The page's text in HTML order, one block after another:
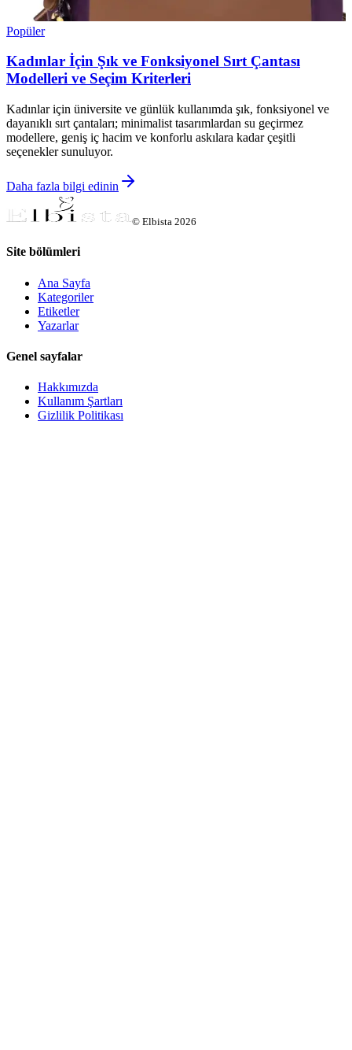
Popüler
Kadınlar İçin Şık ve Fonksiyonel Sırt Çantası
Modelleri ve Seçim Kriterleri
Kadınlar için üniversite ve günlük kullanımda şık, fonksiyonel ve
dayanıklı sırt çantaları; minimalist tasarımlardan su geçirmez
modellere, geniş iç hacim ve konforlu askılara kadar çeşitli
seçenekler sunuluyor.
Daha fazla bilgi edinin
© Elbista 2026
Site bölümleri
Ana Sayfa
Kategoriler
Etiketler
Yazarlar
Genel sayfalar
Hakkımızda
Kullanım Şartları
Gizlilik Politikası